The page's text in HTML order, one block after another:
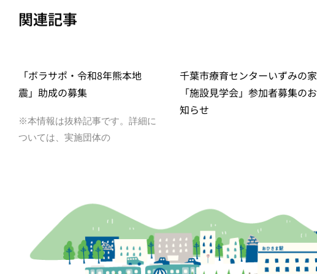
関連記事
「ボラサポ・令和8年熊本地
震」助成の募集
※本情報は抜粋記事です。詳細に
ついては、実施団体の
千葉市療育センターいずみの家
「施設見学会」参加者募集のお
知らせ